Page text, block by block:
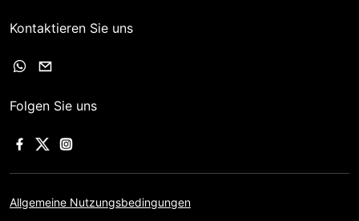
Kontaktieren Sie uns
Folgen Sie uns
Allgemeine Nutzungsbedingungen